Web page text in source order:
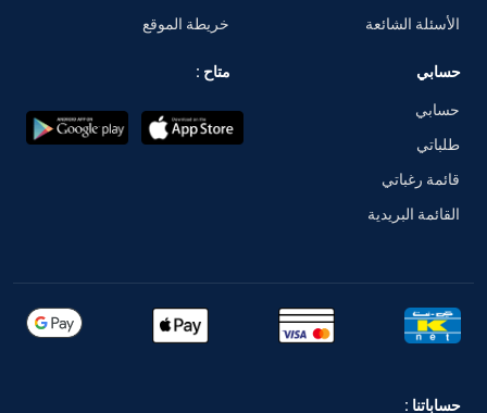
الأسئلة الشائعة
خريطة الموقع
حسابي
حسابي
طلباتي
قائمة رغباتي
القائمة البريدية
متاح :
حساباتنا :